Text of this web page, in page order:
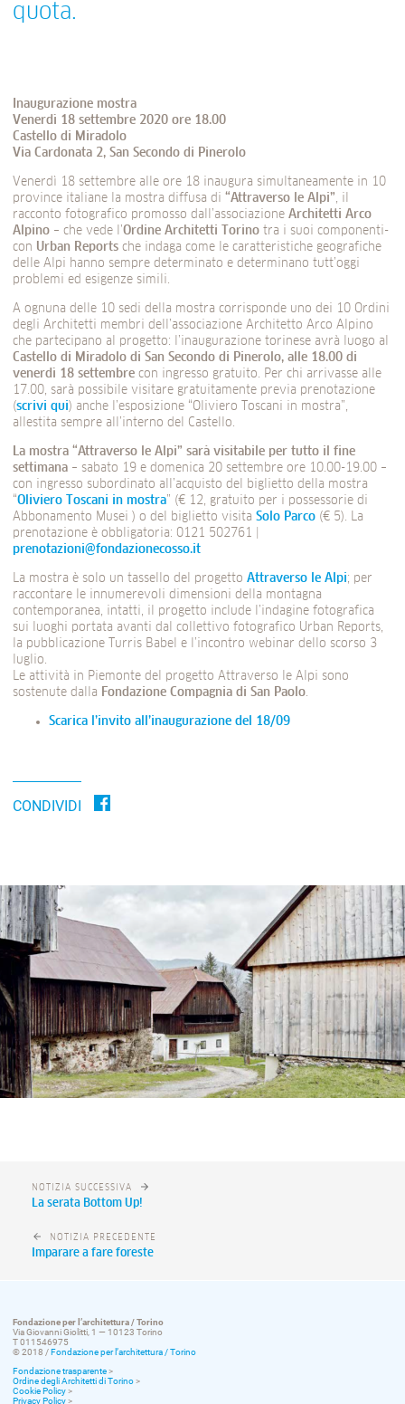
quota.
Inaugurazione mostra
Venerdì 18 settembre 2020 ore 18.00
Castello di Miradolo
Via Cardonata 2, San Secondo di Pinerolo
Venerdì 18 settembre alle ore 18 inaugura simultaneamente in 10
province italiane la mostra diffusa di “Attraverso le Alpi”, il
racconto fotografico promosso dall’associazione Architetti Arco
Alpino – che vede l’Ordine Architetti Torino tra i suoi componenti-
con Urban Reports che indaga come le caratteristiche geografiche
delle Alpi hanno sempre determinato e determinano tutt’oggi
problemi ed esigenze simili.
A ognuna delle 10 sedi della mostra corrisponde uno dei 10 Ordini
degli Architetti membri dell’associazione Architetto Arco Alpino
che partecipano al progetto: l’inaugurazione torinese avrà luogo al
Castello di Miradolo di San Secondo di Pinerolo, alle 18.00 di
venerdì 18 settembre con ingresso gratuito. Per chi arrivasse alle
17.00, sarà possibile visitare gratuitamente previa prenotazione
(scrivi qui) anche l’esposizione “Oliviero Toscani in mostra”,
allestita sempre all’interno del Castello.
La mostra “Attraverso le Alpi” sarà visitabile per tutto il fine
settimana – sabato 19 e domenica 20 settembre ore 10.00-19.00 –
con ingresso subordinato all’acquisto del biglietto della mostra
“Oliviero Toscani in mostra” (€ 12, gratuito per i possessorie di
Abbonamento Musei ) o del biglietto visita Solo Parco (€ 5). La
prenotazione è obbligatoria: 0121 502761 |
prenotazioni@fondazionecosso.it
La mostra è solo un tassello del progetto Attraverso le Alpi; per
raccontare le innumerevoli dimensioni della montagna
contemporanea, intatti, il progetto include l’indagine fotografica
sui luoghi portata avanti dal collettivo fotografico Urban Reports,
la pubblicazione Turris Babel e l’incontro webinar dello scorso 3
luglio.
Le attività in Piemonte del progetto Attraverso le Alpi sono
sostenute dalla Fondazione Compagnia di San Paolo.
Scarica l’invito all’inaugurazione del 18/09
CONDIVIDI
NOTIZIA SUCCESSIVA
La serata Bottom Up!
NOTIZIA PRECEDENTE
Imparare a fare foreste
Fondazione per l’architettura / Torino
Via Giovanni Giolitti, 1 — 10123 Torino
T 011546975
© 2018 / Fondazione per l’architettura / Torino
Fondazione trasparente>
Ordine degli Architetti di Torino>
Cookie Policy>
Privacy Policy>